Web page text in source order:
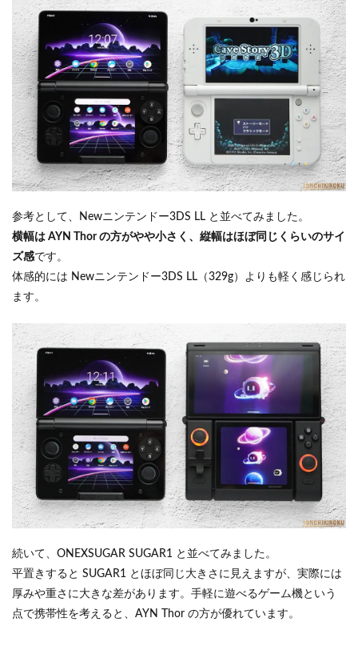
参考として、Newニンテンドー3DS LL と並べてみました。
横幅は AYN Thor の方がやや小さく、縦幅はほぼ同じくらいのサイ
ズ感です。
体感的には Newニンテンドー3DS LL（329g）よりも軽く感じられ
ます。
続いて、ONEXSUGAR SUGAR1 と並べてみました。
平置きすると SUGAR1 とほぼ同じ大きさに見えますが、実際には
厚みや重さに大きな差があります。手軽に遊べるゲーム機という
点で携帯性を考えると、AYN Thor の方が優れています。